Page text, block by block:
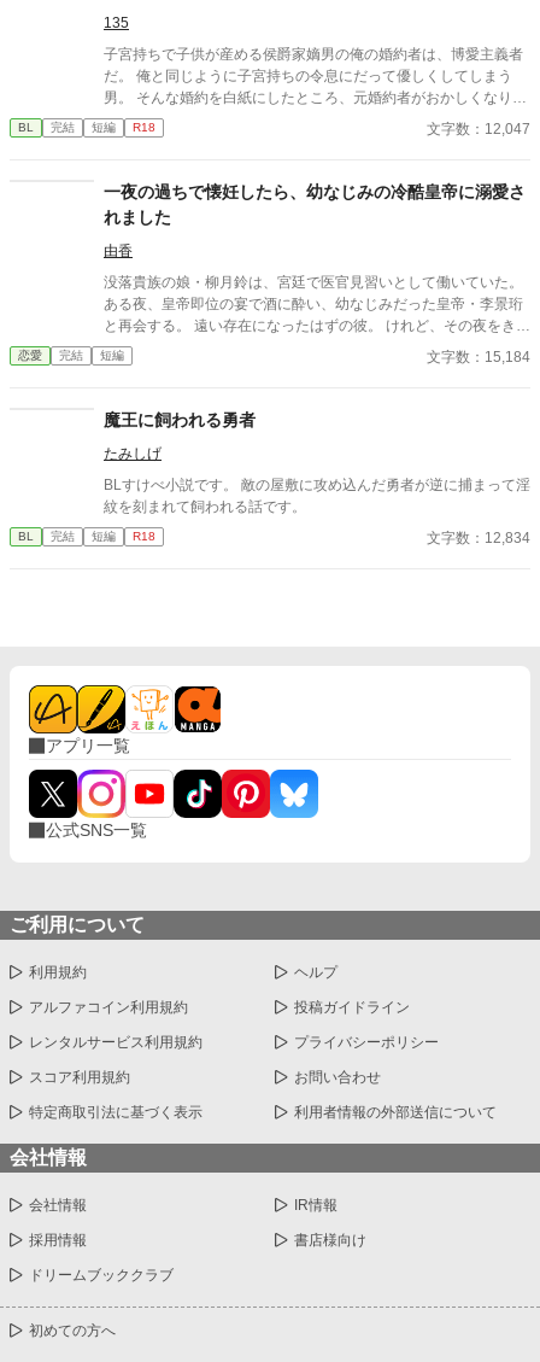
135
子宮持ちで子供が産める侯爵家嫡男の俺の婚約者は、博愛主義者
だ。 俺と同じように子宮持ちの令息にだって優しくしてしまう
男。 そんな婚約を白紙にしたところ、元婚約者がおかしくなりは
じめた……。
BL 完結 短編 R18 文字数：12,047
一夜の過ちで懐妊したら、幼なじみの冷酷皇帝に溺愛さ
れました
由香
没落貴族の娘・柳月鈴は、宮廷で医官見習いとして働いていた。
ある夜、皇帝即位の宴で酒に酔い、幼なじみだった皇帝・李景珩
と再会する。 遠い存在になったはずの彼。 けれど、その夜をきっ
かけに月鈴の運命は大きく動き出す。 冷酷と恐れられる皇帝が、
なぜか彼女だけには甘すぎて――。
恋愛 完結 短編 文字数：15,184
魔王に飼われる勇者
たみしげ
BLすけべ小説です。 敵の屋敷に攻め込んだ勇者が逆に捕まって淫
紋を刻まれて飼われる話です。
BL 完結 短編 R18 文字数：12,834
アプリ一覧
公式SNS一覧
ご利用について
利用規約 ヘルプ
アルファコイン利用規約 投稿ガイドライン
レンタルサービス利用規約 プライバシーポリシー
スコア利用規約 お問い合わせ
特定商取引法に基づく表示 利用者情報の外部送信について
会社情報
会社情報 IR情報
採用情報 書店様向け
ドリームブッククラブ
初めての方へ